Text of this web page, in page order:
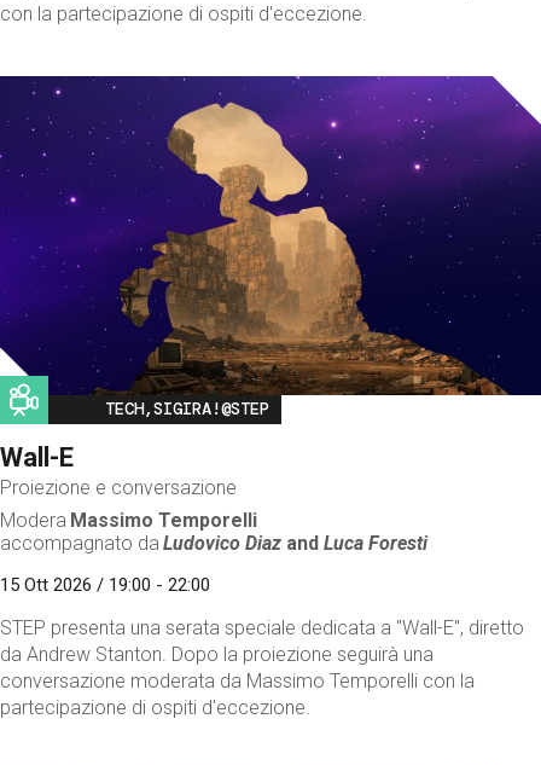
con la partecipazione di ospiti d'eccezione.
Image
TECH,SIGIRA!@STEP
Wall-E
Proiezione e conversazione
Modera Massimo Temporelli
accompagnato da Ludovico Diaz andLuca Foresti
15 Ott 2026 / 19:00 - 22:00
STEP presenta una serata speciale dedicata a "Wall-E", diretto
da Andrew Stanton. Dopo la proiezione seguirà una
conversazione moderata da Massimo Temporelli con la
partecipazione di ospiti d'eccezione.